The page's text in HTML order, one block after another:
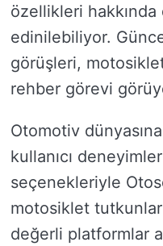
özellikleri hakkında
edinilebiliyor.
görüşleri,
rehber görevi
Otomotiv
kullanıcı
seçenekleriyle
motosiklet
değerli platformlar